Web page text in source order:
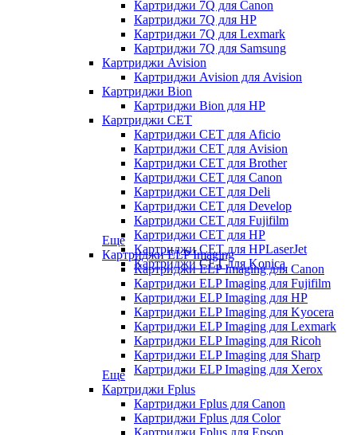
Картриджи 7Q для Canon
Картриджи 7Q для HP
Картриджи 7Q для Lexmark
Картриджи 7Q для Samsung
Картриджи Avision
Картриджи Avision для Avision
Картриджи Bion
Картриджи Bion для HP
Картриджи CET
Картриджи CET для Aficio
Картриджи CET для Avision
Картриджи CET для Brother
Картриджи CET для Canon
Картриджи CET для Deli
Картриджи CET для Develop
Картриджи CET для Fujifilm
Картриджи CET для HP
Картриджи CET для HPLaserJet
Картриджи CET для Konica
Еще
Картриджи ELP Imaging
Картриджи ELP Imaging для Canon
Картриджи ELP Imaging для Fujifilm
Картриджи ELP Imaging для HP
Картриджи ELP Imaging для Kyocera
Картриджи ELP Imaging для Lexmark
Картриджи ELP Imaging для Ricoh
Картриджи ELP Imaging для Sharp
Картриджи ELP Imaging для Xerox
Еще
Картриджи Fplus
Картриджи Fplus для Canon
Картриджи Fplus для Color
Картриджи Fplus для Epson